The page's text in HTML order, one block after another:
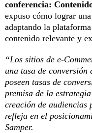
conferencia:
expuso cómo lograr
adaptando la
contenido relevante y
“Los sitios de e-
una tasa de
poseen tasas de
premisa de la
creación de audiencias
refleja en el
Samper.